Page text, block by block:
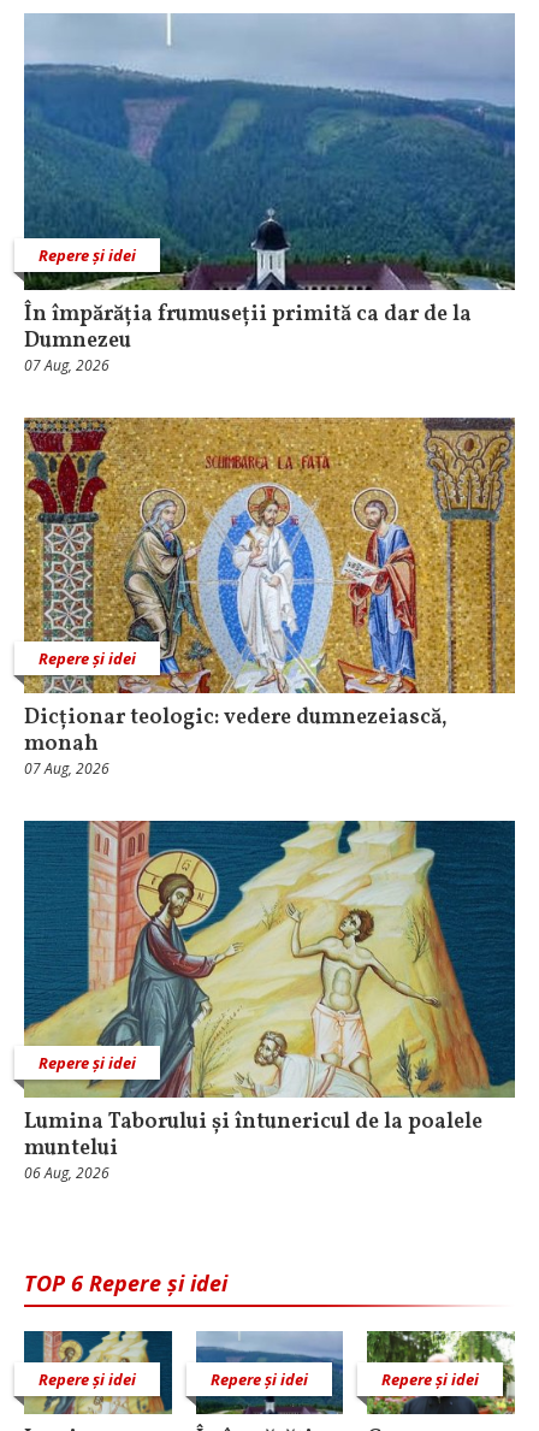
Repere și idei
În împărăția frumuseții primită ca dar de la
Dumnezeu
07 Aug, 2026
Repere și idei
Dicționar teologic: vedere dumnezeiască,
monah
07 Aug, 2026
Repere și idei
Lumina Taborului și întunericul de la poalele
muntelui
06 Aug, 2026
TOP 6 Repere și idei
Repere și idei Repere și idei Repere și idei